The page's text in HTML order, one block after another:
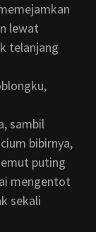
lewat
telanjang
bibirnya,
puting
mengentot
sekali